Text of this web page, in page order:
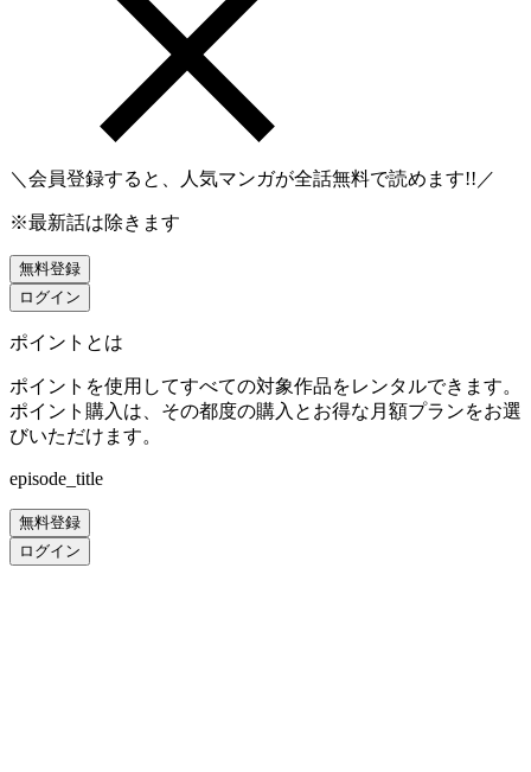
＼会員登録すると、人気マンガが全話無料で読めます!!／
※最新話は除きます
無料登録
ログイン
ポイントとは
ポイントを使用してすべての対象作品をレンタルできます。
ポイント購入は、その都度の購入とお得な月額プランをお選
びいただけます。
episode_title
無料登録
ログイン